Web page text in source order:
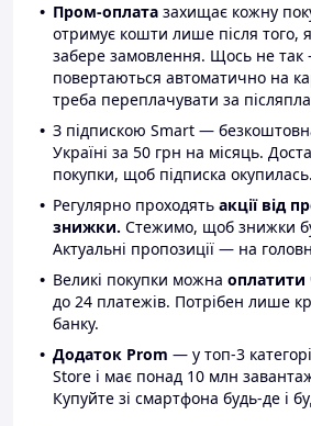
Пром-оплата захищає кожну
отримує кошти лише після того,
забере замовлення. Щось не так
повертаються автоматично на
треба переплачувати за
З підпискою Smart —
Україні за 50 грн на місяць.
покупки, щоб підписка окупилась.
Регулярно проходять акції від
знижки. Стежимо, щоб знижки
Актуальні пропозиції — на
Великі покупки можна оплатити
до 24 платежів. Потрібен лише
банку.
Додаток Prom — у топ-3
Store і має понад 10 млн
Купуйте зі смартфона будь-де і